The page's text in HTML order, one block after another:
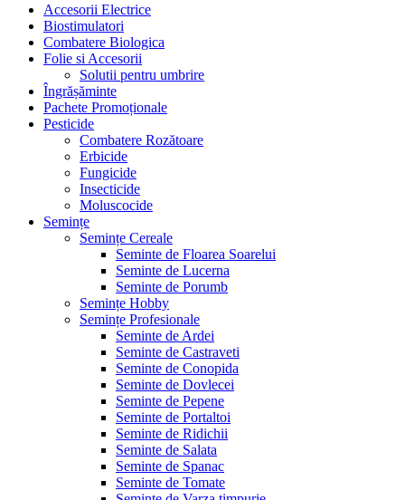
Accesorii Electrice
Biostimulatori
Combatere Biologica
Folie si Accesorii
Solutii pentru umbrire
Îngrășăminte
Pachete Promoționale
Pesticide
Combatere Rozătoare
Erbicide
Fungicide
Insecticide
Moluscocide
Semințe
Semințe Cereale
Seminte de Floarea Soarelui
Seminte de Lucerna
Seminte de Porumb
Semințe Hobby
Semințe Profesionale
Seminte de Ardei
Seminte de Castraveti
Seminte de Conopida
Seminte de Dovlecei
Seminte de Pepene
Seminte de Portaltoi
Seminte de Ridichii
Seminte de Salata
Seminte de Spanac
Seminte de Tomate